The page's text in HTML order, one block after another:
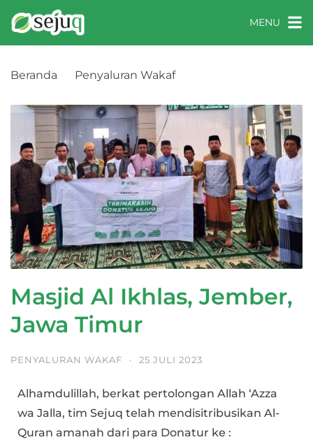
MENU
Beranda
Penyaluran Wakaf
Masjid Al Ikhlas, Jember,
Jawa Timur
PENYALURAN WAKAF · 25 JULI 2023
Alhamdulillah, berkat pertolongan Allah ‘Azza
wa Jalla, tim Sejuq telah mendisitribusikan Al-
Quran amanah dari para Donatur ke :